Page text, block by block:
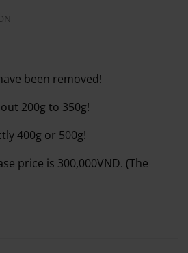
been removed!
200g to 350g!
400g or 500g!
price is 300,000VND. (The